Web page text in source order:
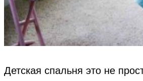
Детская спальня это не